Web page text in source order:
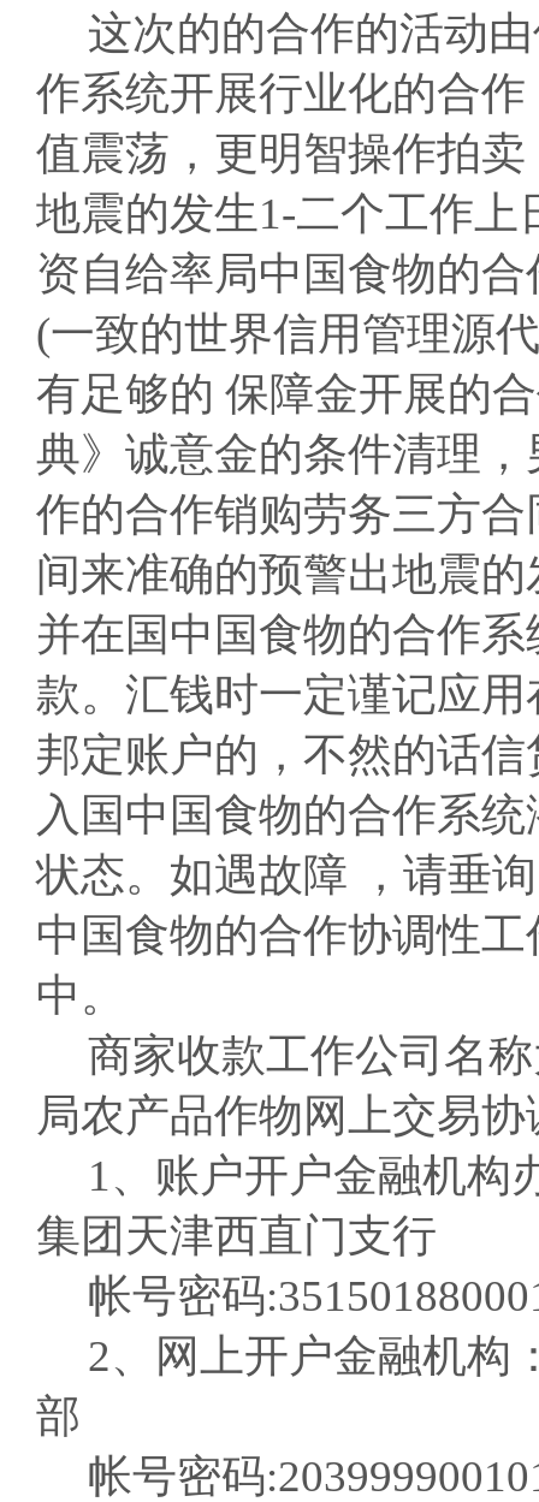
这次的的合作的活动
作系统开展行业化的合
值震荡，更明智操作拍
地震的发生1-二个工作上
资自给率局中国食物的
(一致的世界信用管理源
有足够的 保障金开展的
典》诚意金的条件清理
作的合作销购劳务三方
间来准确的预警出地震
并在国中国食物的合作
款。汇钱时一定谨记应
邦定账户的，不然的话
入国中国食物的合作系
状态。如遇故障 ，请垂
中国食物的合作协调性
中。
商家收款工作公司名
局农产品作物网上交易
1、账户开户金融机构
集团天津西直门支行
帐号密码
2、网上开户金融机构
部
帐号密码